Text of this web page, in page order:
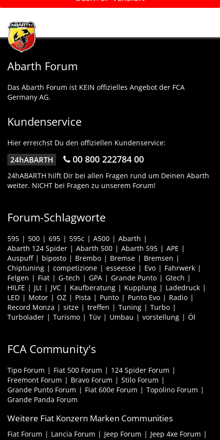
Abarth Forum
Das Abarth Forum ist KEIN offizielles Angebot der FCA
Germany AG.
Kundenservice
Hier erreichst Du den offiziellen Kundenservice:
24hABARTH 00 800 222784 00
24hABARTH hilft Dir bei allen Fragen rund um Deinen Abarth
weiter. NICHT bei Fragen zu unserem Forum!
Forum-Schlagworte
595 500 695 595c A500
Abarth
Abarth 124 Spider
Abarth 500 Abarth 595
APE
Auspuff
biposto Brembo Bremse
Bremsen
Chiptuning
competizione esseesse Evo
Fahrwerk
Felgen
Fiat G-tech GPA Grande Punto
Gtech
HILFE
JLt JVC Kaufberatung Kupplung
Ladedruck
LED
Motor OZ Pista Punto Punto Evo
Radio
Record Monza
sitze treffen Tuning
Turbo
Turbolader
Turismo Tüv Umbau vorstellung Öl
FCA Community's
Tipo Forum Fiat 500 Forum
124 Spider Forum
Freemont Forum
Bravo Forum
Stilo Forum
Grande Punto Forum
Fiat 600e Forum
Topolino Forum
Grande Panda Forum
Weitere Fiat Konzern Marken Communities
Fiat Forum Lancia Forum Jeep Forum
Jeep 4xe Forum